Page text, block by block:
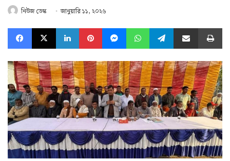
নিউজ ডেস্ক জানুয়ারি ১১, ২০২৬
Facebook
X LinkedInPinterestMessengerWhatsAppTelegramShare via Email